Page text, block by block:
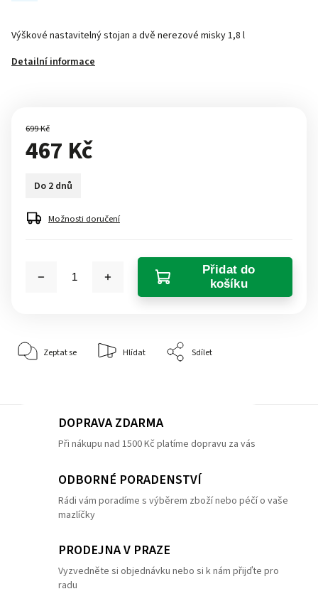
Výškové nastavitelný stojan a dvě nerezové misky 1,8 l
Detailní informace
699 Kč
467 Kč
Do 2 dnů
Možnosti doručení
Přidat do
košíku
Zeptat se Hlídat Sdílet
DOPRAVA ZDARMA
Při nákupu nad 1500 Kč platíme dopravu za vás
ODBORNÉ PORADENSTVÍ
Rádi vám poradíme s výběrem zboží nebo péčí o vaše
mazlíčky
PRODEJNA V PRAZE
Vyzvedněte si objednávku nebo si k nám přijďte pro
radu